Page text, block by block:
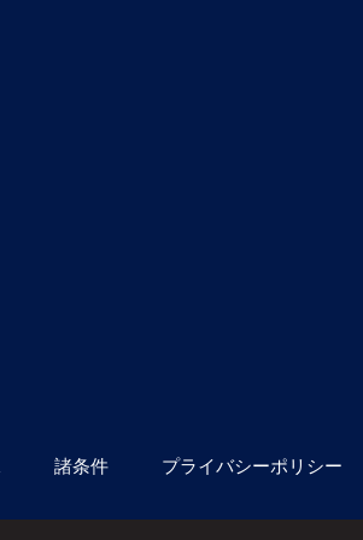
諸条件 プライバシーポリシー